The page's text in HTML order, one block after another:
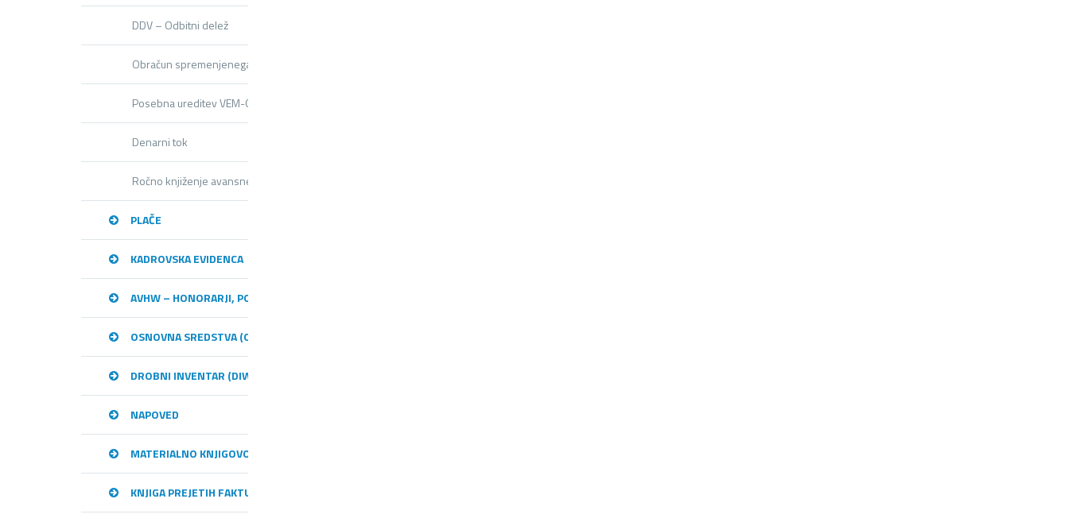
DDV – Odbitni delež
Obračun spremenjenega odbitnega deleža DDV za prejete fakture
Posebna ureditev VEM-OOS (mini VEM)
Denarni tok
Ročno knjiženje avansnega računa (IR in PR)
PLAČE
KADROVSKA EVIDENCA
AVHW – HONORARJI, PODJEMNE POGODBE, NAJEMNINE,…
OSNOVNA SREDSTVA (OSW)
DROBNI INVENTAR (DIW)
NAPOVED
MATERIALNO KNJIGOVODSTVO (MKW)
KNJIGA PREJETIH FAKTUR (KPFW)